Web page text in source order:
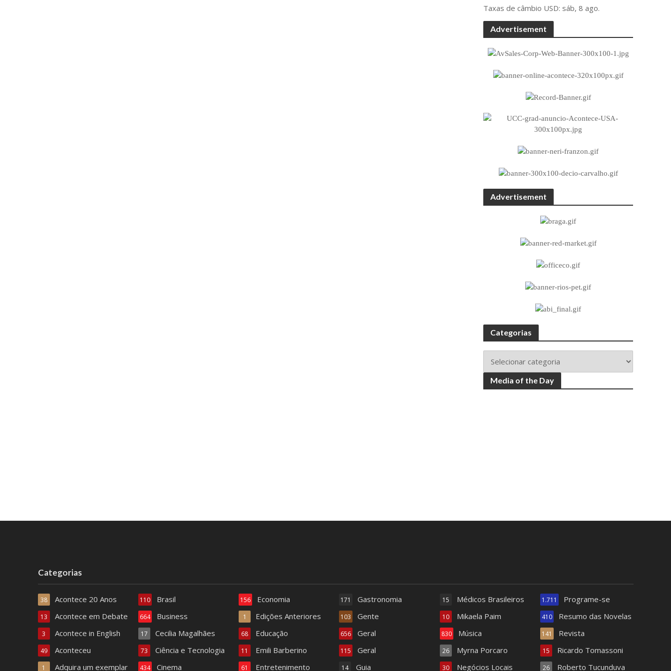
Taxas de câmbio USD: sáb, 8 ago.
Advertisement
Advertisement
Categorias
Media of the Day
Categorias
Acontece 20 Anos
38
Acontece em Debate
13
Acontece in English
3
Aconteceu
49
Adquira um exemplar
1
Brasil
110
Business
664
Cecilia Magalhães
17
Ciência e Tecnologia
73
Cinema
434
Economia
156
Edições Anteriores
1
Educação
68
Emili Barberino
11
Entretenimento
61
Gastronomia
171
Gente
103
Geral
656
Geral
115
Guia
14
Médicos Brasileiros
15
Mikaela Paim
10
Música
830
Myrna Porcaro
26
Negócios Locais
30
Programe-se
1.711
Resumo das Novelas
410
Revista
141
Ricardo Tomassoni
15
Roberto Tucunduva
26